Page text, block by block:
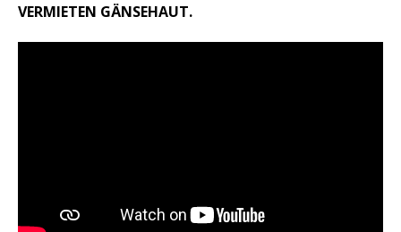
VERMIETEN GÄNSEHAUT.